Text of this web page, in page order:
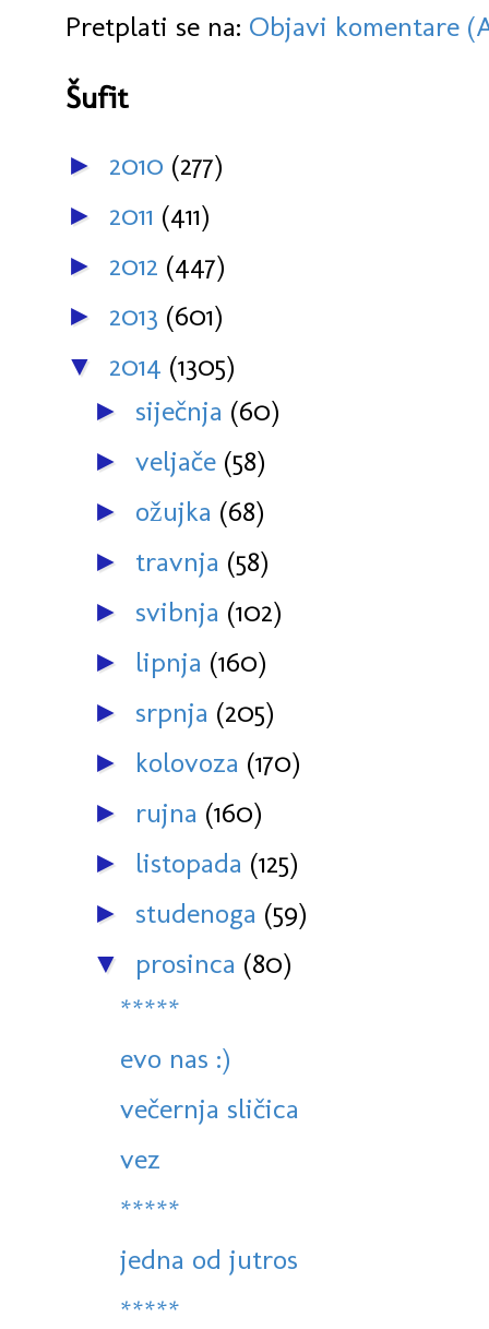
Pretplati se na: Objavi komentare
Šufit
► 2010 (277)
► 2011 (411)
► 2012 (447)
► 2013 (601)
▼ 2014 (1305)
► siječnja (60)
► veljače (58)
► ožujka (68)
► travnja (58)
► svibnja (102)
► lipnja (160)
► srpnja (205)
► kolovoza (170)
► rujna (160)
► listopada (125)
► studenoga (59)
▼ prosinca (80)
*****
evo nas :)
večernja sličica
vez
*****
jedna od jutros
*****